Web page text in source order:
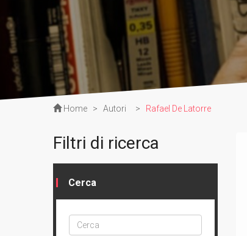
Home > Autori > Rafael De Latorre
Filtri di ricerca
Cerca
Cerca
ptype